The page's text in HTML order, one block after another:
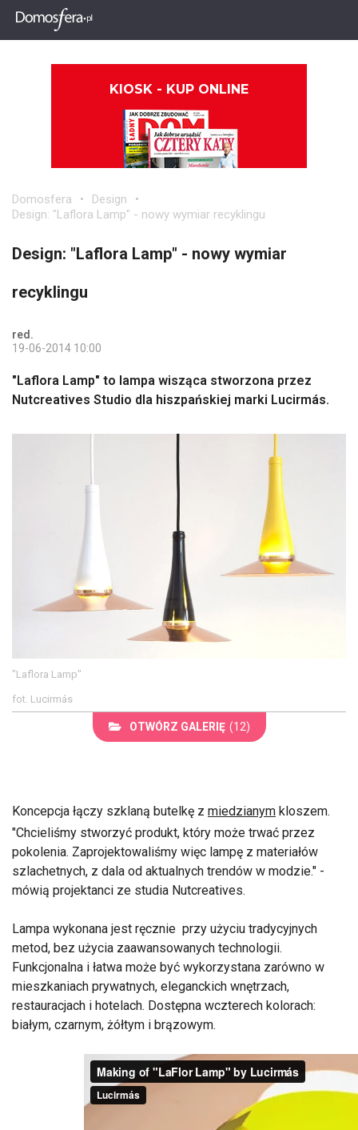
KIOSK - KUP ONLINE
Domosfera
Design
Design: "Laflora Lamp" - nowy wymiar recyklingu
Design: "Laflora Lamp" - nowy wymiar
recyklingu
red.
19-06-2014 10:00
"Laflora Lamp" to lampa wisząca stworzona przez
Nutcreatives Studio dla hiszpańskiej marki Lucirmás.
"Laflora Lamp"
fot. Lucirmás
OTWÓRZ GALERIĘ (12)
Koncepcja łączy szklaną butelkę z miedzianym kloszem.
"Chcieliśmy stworzyć produkt, który może trwać przez
pokolenia. Zaprojektowaliśmy więc lampę z materiałów
szlachetnych, z dala od aktualnych trendów w modzie." -
mówią projektanci ze studia Nutcreatives.
Lampa wykonana jest ręcznie przy użyciu tradycyjnych
metod, bez użycia zaawansowanych technologii.
Funkcjonalna i łatwa może być wykorzystana zarówno w
mieszkaniach prywatnych, eleganckich wnętrzach,
restauracjach i hotelach. Dostępna wczterech kolorach:
białym, czarnym, żółtym i brązowym.